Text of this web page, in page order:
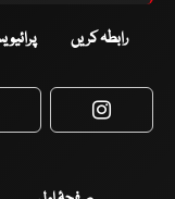
رابطہ کریں